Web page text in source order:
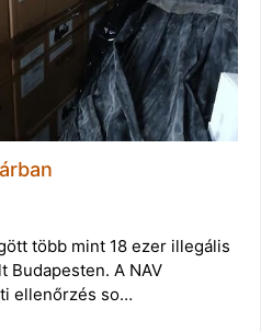
több mint 18 ezer illegális
Budapesten. A NAV
ellenőrzés so…